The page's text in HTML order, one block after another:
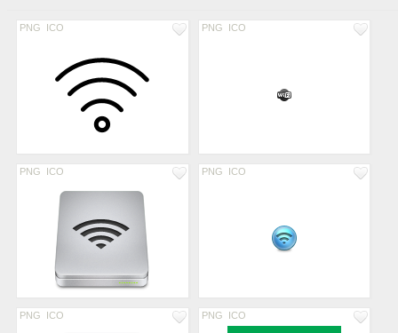
PNG ICO PNG ICO
PNG ICO PNG ICO
PNG ICO PNG ICO